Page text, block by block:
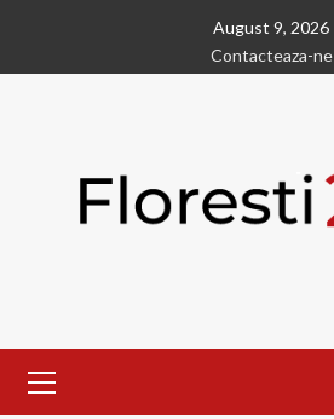
content
August 9, 2026
Contacteaza-ne
Menu